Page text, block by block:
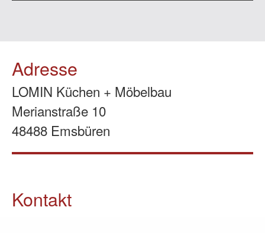
Adresse
LOMIN Küchen + Möbelbau
Merianstraße 10
48488 Emsbüren
Kontakt